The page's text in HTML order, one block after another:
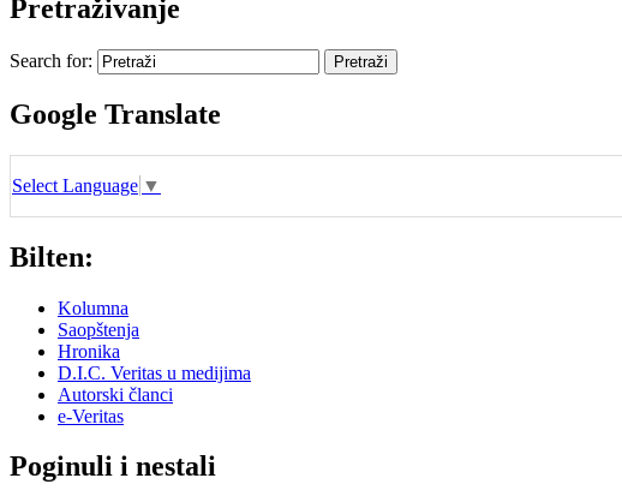
Pretraživanje
Search for:
Google Translate
Select Language ▼
Bilten:
Kolumna
Saopštenja
Hronika
D.I.C. Veritas u medijima
Autorski članci
e-Veritas
Poginuli i nestali